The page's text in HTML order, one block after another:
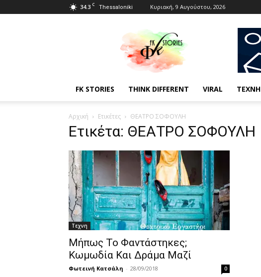
34.3 C Thessaloniki Κυριακή, 9 Αυγούστου, 2026
Fkstories
FK STORIES THINK DIFFERENT VIRAL ΤΕΧΝΗ
Αρχική Ετικέτες ΘΕΑΤΡΟ ΣΟΦΟΥΛΗ
Ετικέτα: ΘΕΑΤΡΟ ΣΟΦΟΥΛΗ
Τεχνη
Μήπως Το Φαντάστηκες;
Κωμωδία Και Δράμα Μαζί
Φωτεινή Κατσάλη - 28/09/2018 0